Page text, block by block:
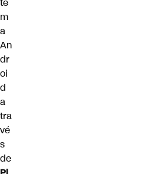
m
a
An
dr
oi
d
a
tra
vé
s
de